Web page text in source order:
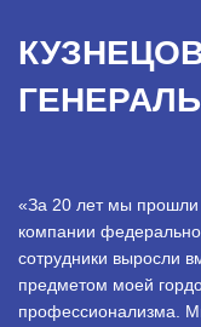
«За 20 лет мы прошли
компании
сотрудники выросли
предметом моей
профессионализма.